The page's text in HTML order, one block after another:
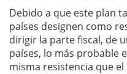
Debido a que este plan
países designen como
dirigir la parte fiscal, de
países, lo más probable
misma resistencia que